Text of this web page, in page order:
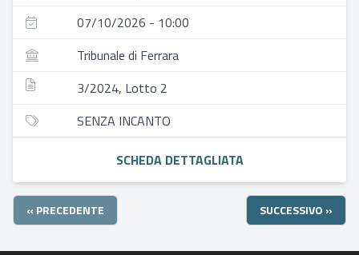
07/10/2026 - 10:00
Tribunale di Ferrara
3/2024, Lotto 2
SENZA INCANTO
SCHEDA DETTAGLIATA
« PRECEDENTE SUCCESSIVO »